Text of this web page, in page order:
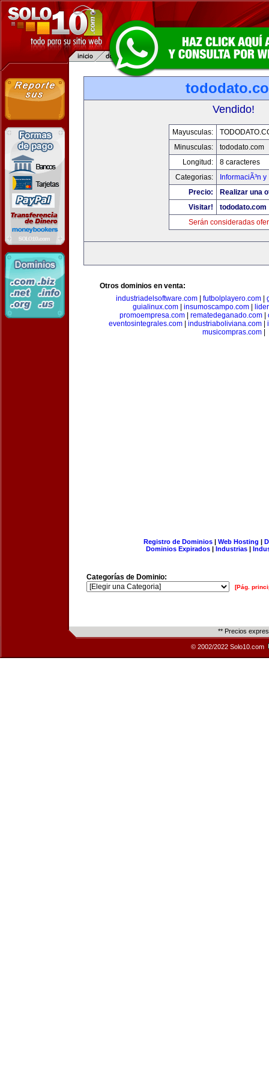
Vendido!
Mayusculas:
Minusculas:
tododato.com
Longitud:
8 caracteres
Categorias:
InformaciÃ³n
Precio:
Realizar una
Visitar!
tododato.com
Serán consideradas
Otros dominios en venta:
industriadelsoftware.com| futbolplayero.com|
guialinux.com
insumoscampo.com
promoempresa.com| rematedeganado.com|
eventosintegrales.com| industriaboliviana.com|
musicompras.com|
Registro de Dominios| Web Hosting |
Dominios Expirados | Industrias |
Categorías de Dominio:
[Pág.
** Precios
© 2002/2022 Solo10.com